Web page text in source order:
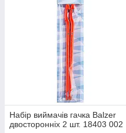
Набір виймачів гачка Balzer
двосторонніх 2 шт. 18403 002